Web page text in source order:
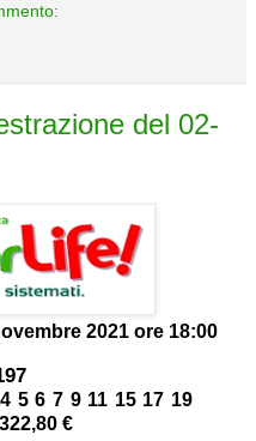
del 02-
2021 ore 18:00
5 6 7 9 11 15 17 19
€